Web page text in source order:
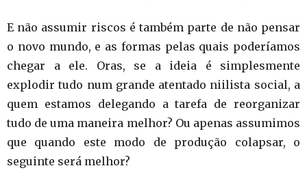
E não assumir riscos é também parte de não pensar
o novo mundo, e as formas pelas quais poderíamos
chegar a ele. Oras, se a ideia é simplesmente
explodir tudo num grande atentado niilista social, a
quem estamos delegando a tarefa de reorganizar
tudo de uma maneira melhor? Ou apenas assumimos
que quando este modo de produção colapsar, o
seguinte será melhor?